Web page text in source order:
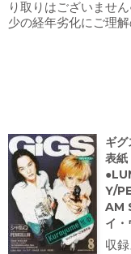
り取りはございませ
少の経年劣化にご理
ギ
表紙
Y/
AM
イ
収